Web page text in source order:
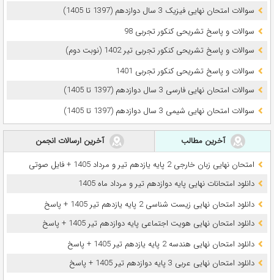
سوالات امتحان نهایی فیزیک 3 سال دوازدهم (1397 تا 1405)
سوالات و پاسخ تشریحی کنکور تجربی 98
سوالات و پاسخ تشریحی کنکور تجربی تیر 1402 (نوبت دوم)
سوالات و پاسخ تشریحی کنکور تجربی 1401
سوالات امتحان نهایی فارسی 3 سال دوازدهم (1397 تا 1405)
سوالات امتحان نهایی شیمی 3 سال دوازدهم (1397 تا 1405)
آخرین مطالب
آخرین ارسالات انجمن
امتحان نهایی زبان خارجی 2 پایه یازدهم تیر و مرداد 1405 + فایل صوتی
دانلود امتحانات نهایی پایه دوازدهم تیر و مرداد ماه 1405
دانلود امتحان نهایی زیست شناسی 2 پایه یازدهم تیر 1405 + پاسخ
دانلود امتحان نهایی هویت اجتماعی پایه دوازدهم تیر 1405 + پاسخ
دانلود امتحان نهایی هندسه 2 پایه یازدهم تیر 1405 + پاسخ
دانلود امتحان نهایی عربی 3 پایه دوازدهم تیر 1405 + پاسخ